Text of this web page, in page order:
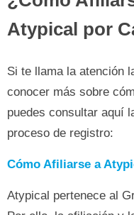
Atypical por
Si te llama la atención
conocer más sobre
puedes consultar aquí
proceso de registro:
Cómo Afiliarse a
Atypical pertenece al